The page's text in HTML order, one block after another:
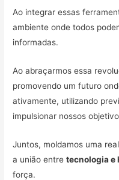
Ao integrar essas
ambiente onde todos
informadas.
Ao abraçarmos essa
promovendo um futuro
ativamente, utilizando
impulsionar nossos
Juntos, moldamos uma
a união entretecnologia e
força.